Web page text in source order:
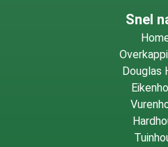
Snel
Douglas